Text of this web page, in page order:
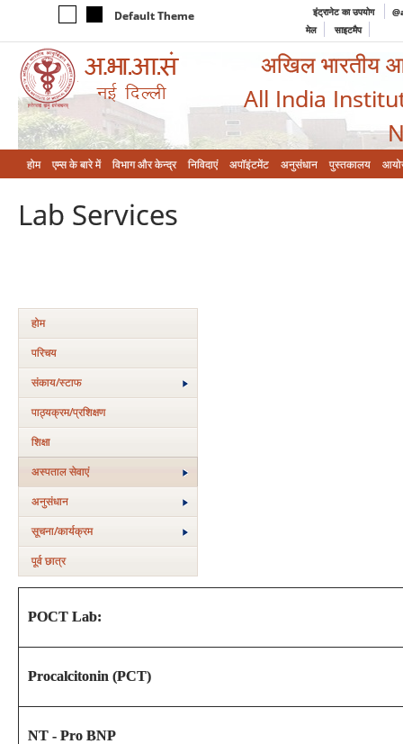
Default Theme इंट्रानेट का उपयोग
मेल
साइटमैप
अखिल भारतीय
All India
होम एम्‍स के बारे में विभाग और केन्‍द्र निविदाएं अपॉइंटमेंट अनुसंधान पुस्तकालय
Lab Services
होम
परिचय
संकाय/स्‍टाफ
पाठ्यक्रम/प्रशिक्षण
शिक्षा
अस्‍पताल सेवाएं
अनुसंधान
सूचना/कार्यक्रम
पूर्व छात्र
POCT Lab:
Procalcitonin (PCT)
NT - Pro BNP